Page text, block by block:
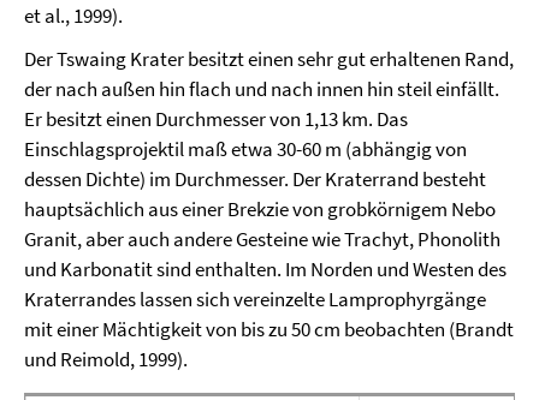
et al., 1999).
Der Tswaing Krater besitzt einen sehr gut erhaltenen Rand,
der nach außen hin flach und nach innen hin steil einfällt.
Er besitzt einen Durchmesser von 1,13 km. Das
Einschlagsprojektil maß etwa 30-60 m (abhängig von
dessen Dichte) im Durchmesser. Der Kraterrand besteht
hauptsächlich aus einer Brekzie von grobkörnigem Nebo
Granit, aber auch andere Gesteine wie Trachyt, Phonolith
und Karbonatit sind enthalten. Im Norden und Westen des
Kraterrandes lassen sich vereinzelte Lamprophyrgänge
mit einer Mächtigkeit von bis zu 50 cm beobachten (Brandt
und Reimold, 1999).